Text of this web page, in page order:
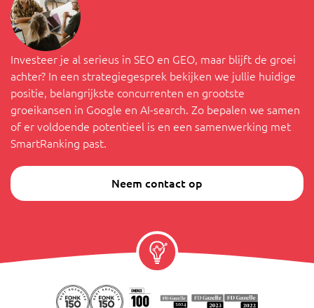
Investeer je al serieus in SEO en GEO, maar blijft de groei
achter? In een strategiegesprek bekijken we jullie huidige
positie, belangrijkste concurrenten en grootste
groeikansen in Google en AI-search. Zo bepalen we samen
of er voldoende potentieel is en een samenwerking met
SmartRanking past.
Neem contact op